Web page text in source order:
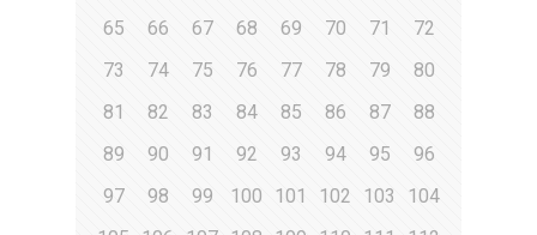
65
66 67 68 69 70 71
72
73
74 75 76 77 78 79
80
81
82 83 84 85 86 87
88
89
90 91 92 93 94 95
96
97
98 99 100 101 102 103
104